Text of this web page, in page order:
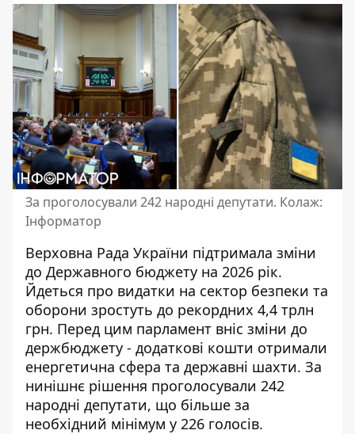
За проголосували 242 народні депутати. Колаж:
Інформатор
Верховна Рада України підтримала зміни
до Державного бюджету на 2026 рік.
Йдеться про видатки на сектор безпеки та
оборони зростуть до рекордних 4,4 трлн
грн. Перед цим парламент вніс зміни до
держбюджету - додаткові кошти отримали
енергетична сфера та державні шахти. За
нинішнє рішення проголосували 242
народні депутати, що більше за
необхідний мінімум у 226 голосів.